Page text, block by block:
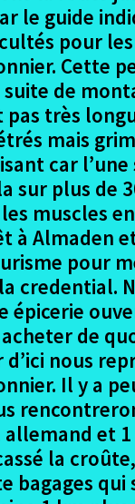
trajet
Seville
de los
de los Arroyos –
– Villafranca de
de los Barros –
las Herrerias –
– Aldavueva
– San Pedro
Rozados – Zamora
le guide
pour
Cette
suite de
pas très
mais
car l’une
sur plus de
muscles
à Almaden
pour
credential.
épicerie
de
nous
Il y a
et 1
la
bagages qui